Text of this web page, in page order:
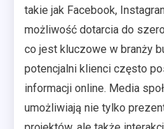
takie jak Facebook,
możliwość dotarcia do
co jest kluczowe w branży
potencjalni klienci często
informacji online. Media
umożliwiają nie tylko